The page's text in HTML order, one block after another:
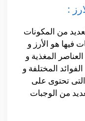
:
من المكونات
فيها هو الأرز و
المغذية و
المختلفة و
تحتوى على
من الوجبات